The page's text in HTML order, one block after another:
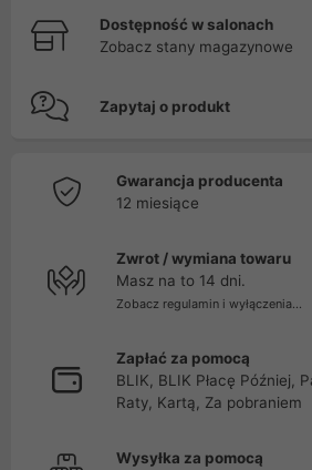
Dostępność w salonach
Zobacz stany magazynowe
Zapytaj o produkt
Gwarancja producenta
12 miesiące
Zwrot / wymiana towaru
Masz na to 14 dni.
Zobacz regulamin i wyłączenia...
Zapłać za pomocą
BLIK, BLIK Płacę Później,
Raty, Kartą, Za pobraniem
Wysyłka za pomocą